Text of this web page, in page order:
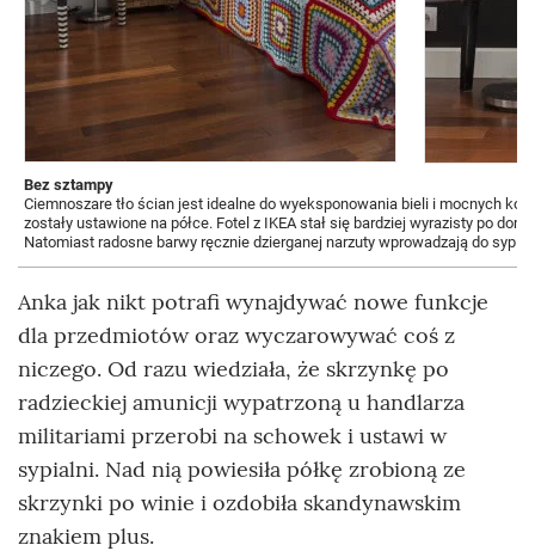
Bez sztampy
Ciemnoszare tło ścian jest idealne do wyeksponowania bieli i mocnych
zostały ustawione na półce. Fotel z IKEA stał się bardziej wyrazisty po
Natomiast radosne barwy ręcznie dzierganej narzuty wprowadzają do
Anka jak nikt potrafi wynajdywać nowe funkcje
dla przedmiotów oraz wyczarowywać coś z
niczego. Od razu wiedziała, że skrzynkę po
radzieckiej amunicji wypatrzoną u handlarza
militariami przerobi na schowek i ustawi w
sypialni. Nad nią powiesiła półkę zrobioną ze
skrzynki po winie i ozdobiła skandynawskim
znakiem plus.